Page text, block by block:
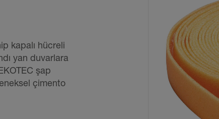
kapalı hücreli
yan duvarlara
şap
çimento